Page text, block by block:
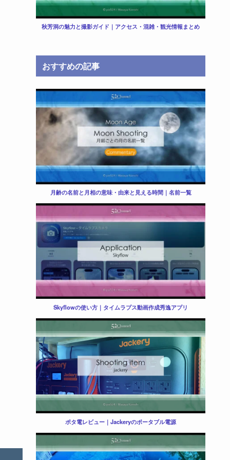
秋芳洞の魅力と撮影ガイド｜アクセス・混雑・観光情報まとめ
おすすめの記事
月齢の名前と月相の意味・由来と見える時間｜名前一覧
Skyflowの使い方｜タイムラプス動画作成秀逸アプリ
ポタ電レビュー｜Jackeryのポータブル電源